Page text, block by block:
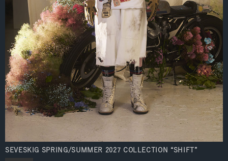
SEVESKIG SPRING/SUMMER 2027 COLLECTION “SHIFT”